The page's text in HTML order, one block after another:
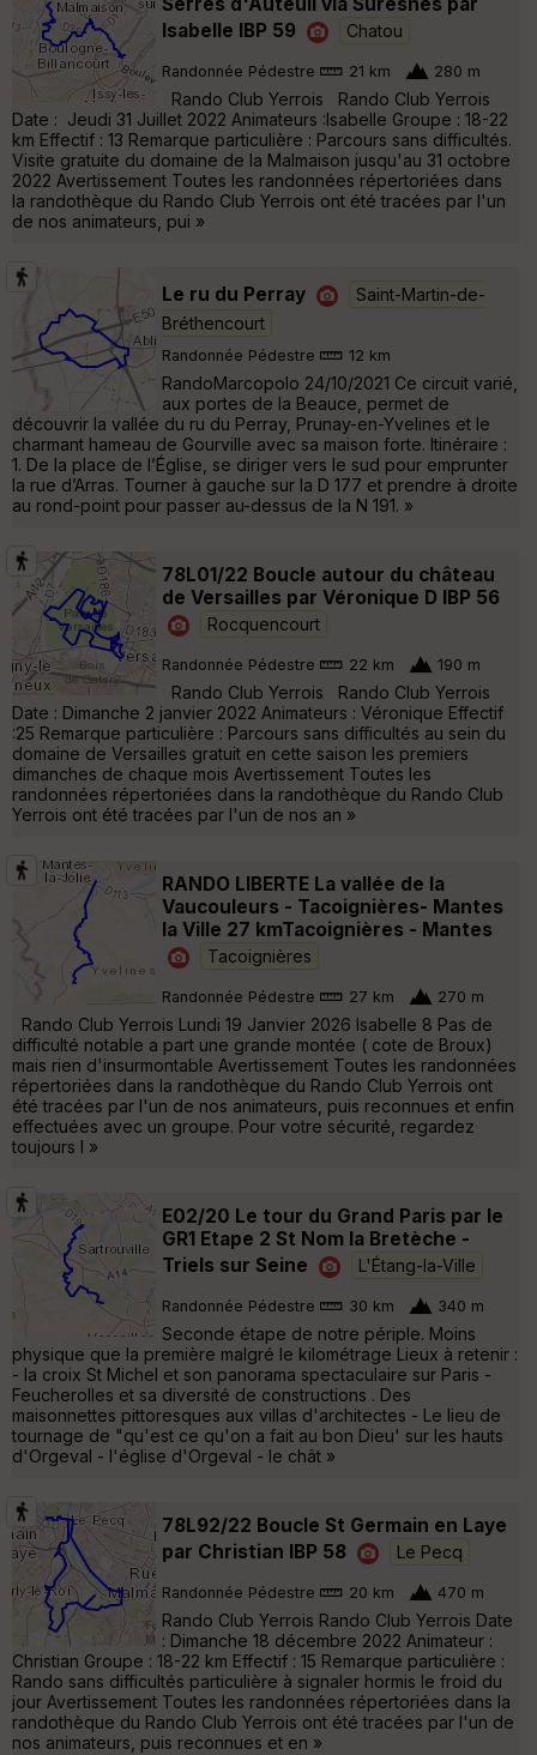
Isabelle IBP 59
Chatou
Randonnée Pédestre 21 km 280 m
Rando Club Yerrois Rando Club Yerrois
Date : Jeudi 31 Juillet 2022 Animateurs :Isabelle Groupe : 18-22
km Effectif : 13 Remarque particulière : Parcours sans difficultés.
Visite gratuite du domaine de la Malmaison jusqu'au 31 octobre
2022 Avertissement Toutes les randonnées répertoriées dans
la randothèque du Rando Club Yerrois ont été tracées par l'un
de nos animateurs, pui »
Le ru du Perray
Saint-Martin-de-
Bréthencourt
Randonnée Pédestre 12 km
RandoMarcopolo 24/10/2021 Ce circuit varié,
aux portes de la Beauce, permet de
découvrir la vallée du ru du Perray, Prunay-en-Yvelines et le
charmant hameau de Gourville avec sa maison forte. Itinéraire :
1. De la place de l’Église, se diriger vers le sud pour emprunter
la rue d’Arras. Tourner à gauche sur la D 177 et prendre à droite
au rond-point pour passer au-dessus de la N 191. »
78L01/22 Boucle autour du château
de Versailles par Véronique D IBP 56
Rocquencourt
Randonnée Pédestre 22 km 190 m
Rando Club Yerrois Rando Club Yerrois
Date : Dimanche 2 janvier 2022 Animateurs : Véronique Effectif
:25 Remarque particulière : Parcours sans difficultés au sein du
domaine de Versailles gratuit en cette saison les premiers
dimanches de chaque mois Avertissement Toutes les
randonnées répertoriées dans la randothèque du Rando Club
Yerrois ont été tracées par l'un de nos an »
RANDO LIBERTE La vallée de la
Vaucouleurs - Tacoignières- Mantes
la Ville 27 kmTacoignières - Mantes
Tacoignières
Randonnée Pédestre 27 km 270 m
Rando Club Yerrois Lundi 19 Janvier 2026 Isabelle 8 Pas de
difficulté notable a part une grande montée ( cote de Broux)
mais rien d'insurmontable Avertissement Toutes les randonnées
répertoriées dans la randothèque du Rando Club Yerrois ont
été tracées par l'un de nos animateurs, puis reconnues et enfin
effectuées avec un groupe. Pour votre sécurité, regardez
toujours l »
E02/20 Le tour du Grand Paris par le
GR1 Etape 2 St Nom la Bretèche -
Triels sur Seine
L'Étang-la-Ville
Randonnée Pédestre 30 km 340 m
Seconde étape de notre périple. Moins
physique que la première malgré le kilométrage Lieux à retenir :
- la croix St Michel et son panorama spectaculaire sur Paris -
Feucherolles et sa diversité de constructions . Des
maisonnettes pittoresques aux villas d'architectes - Le lieu de
tournage de "qu'est ce qu'on a fait au bon Dieu' sur les hauts
d'Orgeval - l'église d'Orgeval - le chât »
78L92/22 Boucle St Germain en Laye
par Christian IBP 58
Le Pecq
Randonnée Pédestre 20 km 470 m
Rando Club Yerrois Rando Club Yerrois Date
: Dimanche 18 décembre 2022 Animateur :
Christian Groupe : 18-22 km Effectif : 15 Remarque particulière :
Rando sans difficultés particulière à signaler hormis le froid du
jour Avertissement Toutes les randonnées répertoriées dans la
randothèque du Rando Club Yerrois ont été tracées par l'un de
nos animateurs, puis reconnues et en »